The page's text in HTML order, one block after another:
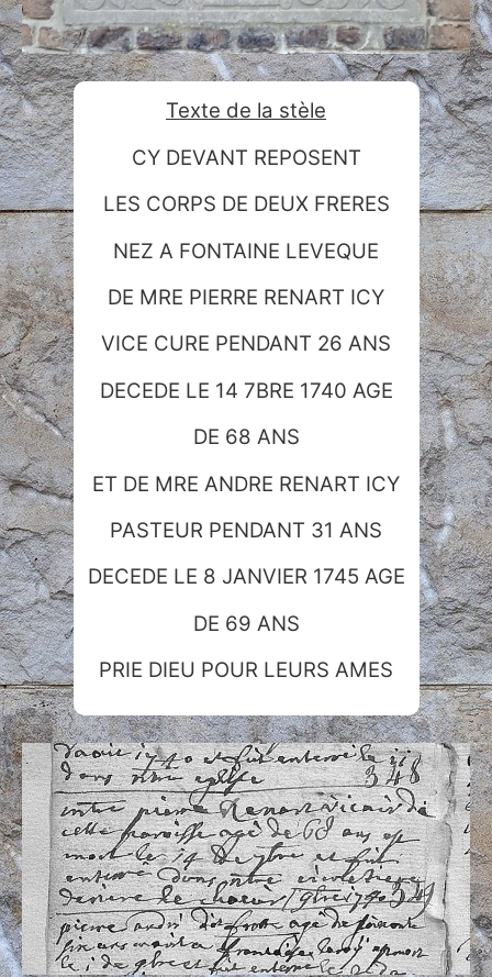
Texte de la stèle
CY DEVANT REPOSENT
LES CORPS DE DEUX FRERES
NEZ A FONTAINE LEVEQUE
DE MRE PIERRE RENART ICY
VICE CURE PENDANT 26 ANS
DECEDE LE 14 7BRE 1740 AGE
DE 68 ANS
ET DE MRE ANDRE RENART ICY
PASTEUR PENDANT 31 ANS
DECEDE LE 8 JANVIER 1745 AGE
DE 69 ANS
PRIE DIEU POUR LEURS AMES